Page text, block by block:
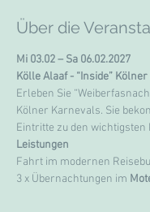
Über die
Mi 03.02 – Sa 06.02.2027
Kölle Alaaf - “Inside”
Erleben Sie
Kölner Karnevals. Sie
Eintritte zu den
Leistungen
Fahrt im modernen
3 x Übernachtungen im